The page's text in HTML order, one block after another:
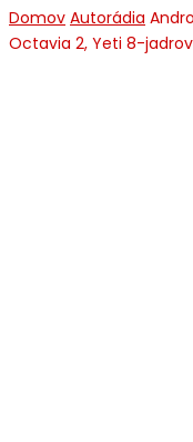
Domov Autorádia
Octavia 2, Yeti 8-